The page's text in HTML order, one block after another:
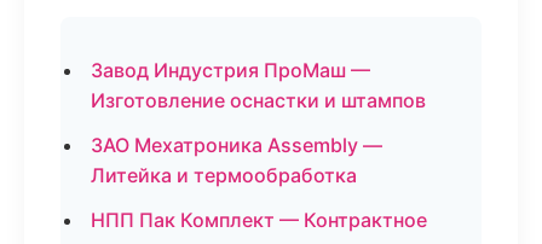
Завод Индустрия ПроМаш —
Изготовление оснастки и штампов
ЗАО Мехатроника Assembly —
Литейка и термообработка
НПП Пак Комплект — Контрактное